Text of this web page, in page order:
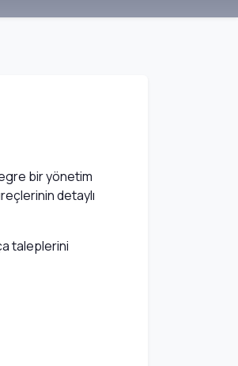
bir yönetim
detaylı
taleplerini